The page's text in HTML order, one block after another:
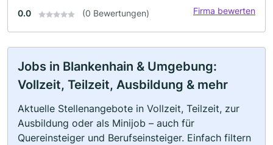
0.0 (0 Bewertungen) Firma bewerten
Jobs in Blankenhain & Umgebung:
Vollzeit, Teilzeit, Ausbildung & mehr
Aktuelle Stellenangebote in Vollzeit, Teilzeit, zur
Ausbildung oder als Minijob – auch für
Quereinsteiger und Berufseinsteiger. Einfach filtern